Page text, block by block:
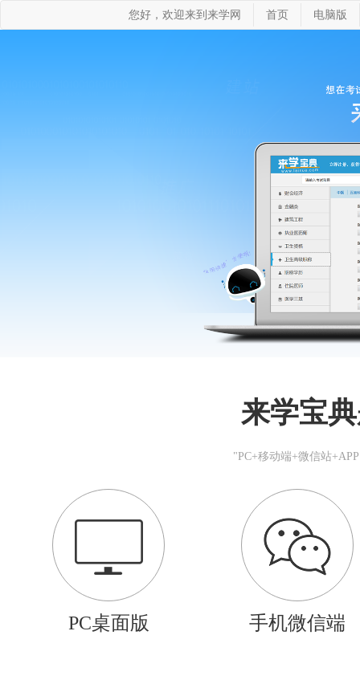
您好，欢迎来到来学网 首页 电脑版
来学宝
"PC+移动端+微信站
PC桌面版 手机微信端